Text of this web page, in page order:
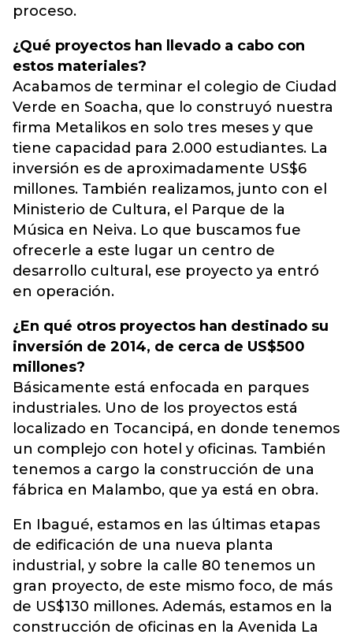
proceso.
¿Qué proyectos han llevado a cabo con
estos materiales?
Acabamos de terminar el colegio de Ciudad
Verde en Soacha, que lo construyó nuestra
firma Metalikos en solo tres meses y que
tiene capacidad para 2.000 estudiantes. La
inversión es de aproximadamente US$6
millones. También realizamos, junto con el
Ministerio de Cultura, el Parque de la
Música en Neiva. Lo que buscamos fue
ofrecerle a este lugar un centro de
desarrollo cultural, ese proyecto ya entró
en operación.
¿En qué otros proyectos han destinado su
inversión de 2014, de cerca de US$500
millones?
Básicamente está enfocada en parques
industriales. Uno de los proyectos está
localizado en Tocancipá, en donde tenemos
un complejo con hotel y oficinas. También
tenemos a cargo la construcción de una
fábrica en Malambo, que ya está en obra.
En Ibagué, estamos en las últimas etapas
de edificación de una nueva planta
industrial, y sobre la calle 80 tenemos un
gran proyecto, de este mismo foco, de más
de US$130 millones. Además, estamos en la
construcción de oficinas en la Avenida La